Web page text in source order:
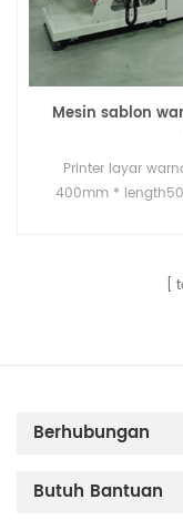
Mesin sablon
Printer layar
400mm *
Berhubungan
Butuh Bantuan